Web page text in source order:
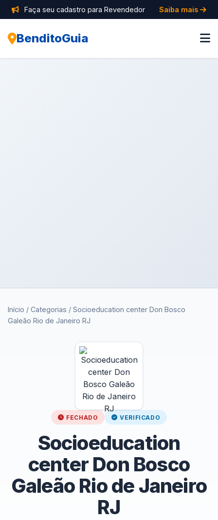
Faça seu cadastro para Revendedor Saiba mais
BenditoGuia
Início / Categorias / Socioeducation center Don Bosco
Galeão Rio de Janeiro RJ
FECHADO VERIFICADO
Socioeducation
center Don Bosco
Galeão Rio de Janeiro
RJ